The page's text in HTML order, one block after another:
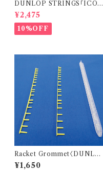
DUNLOP STRINGS「ICON
IC PRO AF」
¥2,475
10%OFF
Racket Grommet〈DUNLOP
only〉
¥1,650